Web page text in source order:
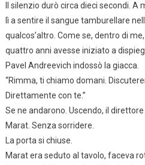
Il silenzio durò circa dieci secondi.
lì a sentire il sangue tamburellare
qualcos’altro. Come se, dentro di
quattro anni avesse iniziato a
Pavel Andreevich indossò la giacca.
“Rimma, ti chiamo domani.
Direttamente con te.”
Se ne andarono. Uscendo, il
Marat. Senza sorridere.
La porta si chiuse.
Marat era seduto al tavolo, faceva